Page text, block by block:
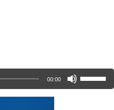
00:00
使
用